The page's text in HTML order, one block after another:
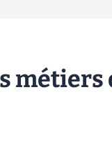
métiers